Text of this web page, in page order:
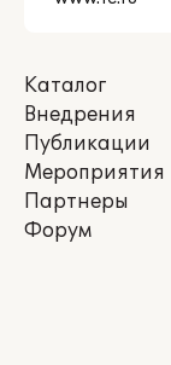
Каталог
Внедрения
Публикации
Мероприятия
Партнеры
Форум